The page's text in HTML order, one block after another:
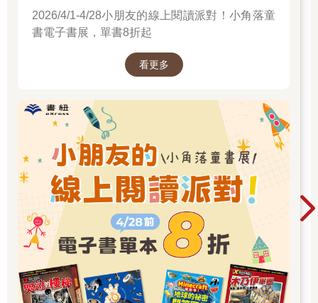
2026/4/1-4/28小朋友的線上閱讀派對！小角落童
書電子書展，單書8折起
看更多